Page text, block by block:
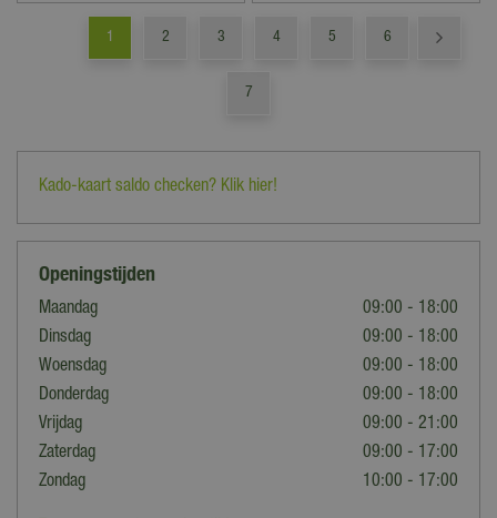
1 2 3 4 5 6
7
Kado-kaart saldo checken? Klik hier!
Openingstijden
Maandag
09:00 - 18:00
Dinsdag
09:00 - 18:00
Woensdag
09:00 - 18:00
Donderdag
09:00 - 18:00
Vrijdag
09:00 - 21:00
Zaterdag
09:00 - 17:00
Zondag
10:00 - 17:00